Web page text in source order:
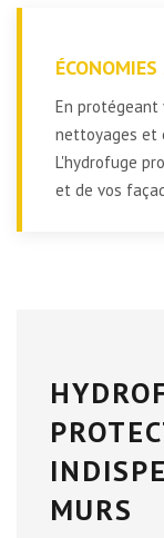
En protégeant
nettoyages et
L'hydrofuge
et de vos
MURS